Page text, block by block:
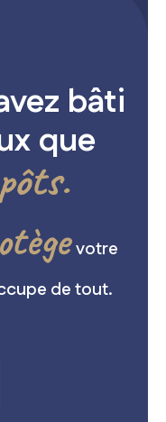
bâti
que
votre
de tout.